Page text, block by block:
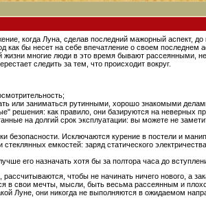
когда Луна, сделав последний мажорный аспект,
как бы несет на себе впечатление о своем
многие люди в это время бывают рассеянными,
следить за тем, что происходит вокруг.
или заниматься рутинными, хорошо знакомыми
решения: как правило, они базируются на неверных
на долгий срок эксплуатации: вы можете не
безопасности. Исключаются курение в постели и
емкостей: заряд статического
его назначать хотя бы за полтора часа до
чтобы не начинать ничего нового, а
в свои мечты, мысли, быть весьма рассеянным и
Луне, они никогда не выполняются в ожидаемом